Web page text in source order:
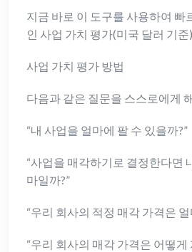
지금 바로 이 도구를 사용하여 빠
인 사업 가치 평가(미국 달러 기
사업 가치 평가 방법
다음과 같은 질문을 스스로에게
“내 사업을 얼마에 팔 수 있을까?”
“사업을 매각하기로 결정한다면
마일까?”
“우리 회사의 적정 매각 가격은
“우리 회사의 매각 가격은 어떻게